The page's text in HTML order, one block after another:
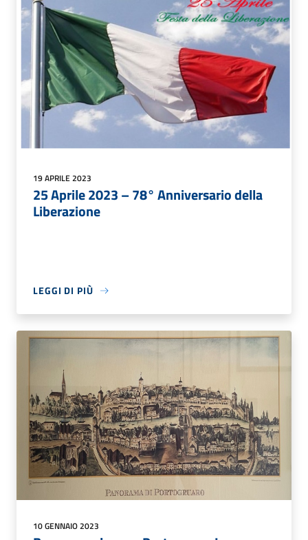
19 APRILE 2023
25 Aprile 2023 – 78° Anniversario della
Liberazione
LEGGI DI PIÙ
10 GENNAIO 2023